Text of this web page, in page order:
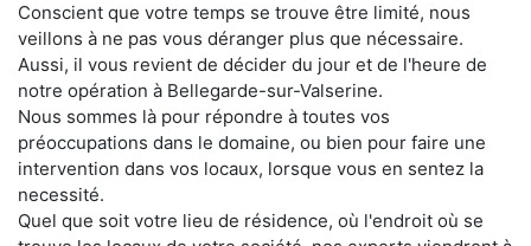
Conscient que votre temps se trouve être limité, nous
veillons à ne pas vous déranger plus que nécessaire.
Aussi, il vous revient de décider du jour et de l'heure de
notre opération à Bellegarde-sur-Valserine.
Nous sommes là pour répondre à toutes vos
préoccupations dans le domaine, ou bien pour faire une
intervention dans vos locaux, lorsque vous en sentez la
necessité.
Quel que soit votre lieu de résidence, où l'endroit où se